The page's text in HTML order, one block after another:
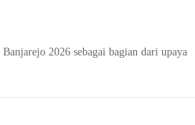
2026 sebagai bagian dari upaya